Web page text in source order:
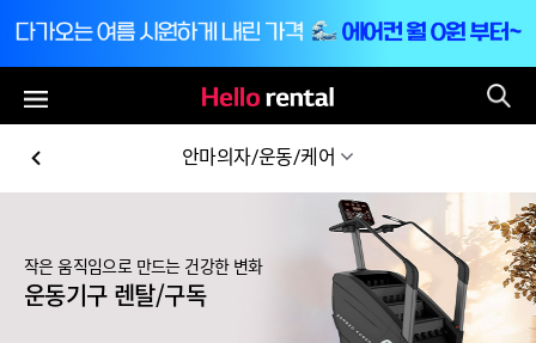
안마의자/운동/케어
작은 움직임으로 만드는 건강한 변화
운동기구 렌탈/구독